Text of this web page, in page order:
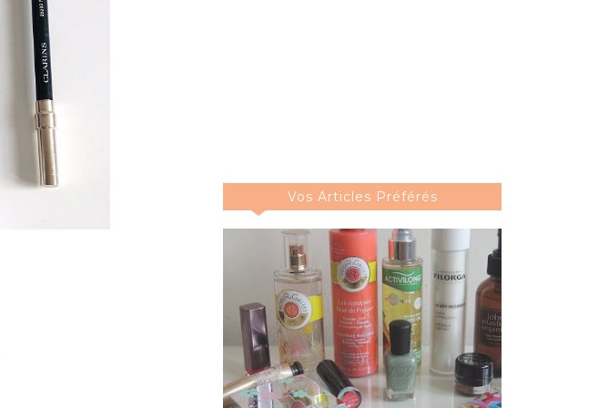
Vos Articles Préférés